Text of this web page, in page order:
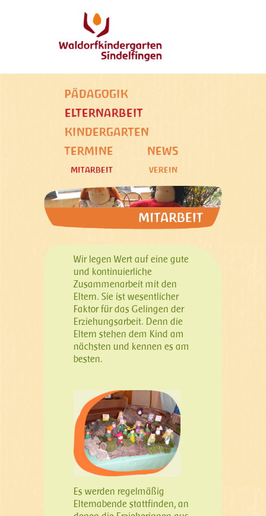
PÄDAGOGIK
ELTERNARBEIT
KINDERGARTEN
TERMINE
NEWS
MITARBEIT VEREIN
Wir legen Wert auf eine gute
und kontinuierliche
Zusammenarbeit mit den
Eltern. Sie ist wesentlicher
Faktor für das Gelingen der
Erziehungsarbeit. Denn die
Eltern stehen dem Kind am
nächsten und kennen es am
besten.
Es werden regelmäßig
Elternabende stattfinden, an